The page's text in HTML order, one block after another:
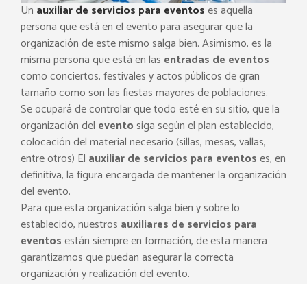
Un auxiliar de servicios para eventoses aquella
persona que está en el evento para asegurar que la
organización de este mismo salga bien. Asimismo, es la
misma persona que está en las entradas de eventos
como conciertos, festivales y actos públicos de gran
tamaño como son las fiestas mayores de poblaciones.
Se ocupará de controlar que todo esté en su sitio, que la
organización del evento siga según el plan establecido,
colocación del material necesario (sillas, mesas, vallas,
entre otros) El auxiliar de servicios para eventoses, en
definitiva, la figura encargada de mantener la organización
del evento.
Para que esta organización salga bien y sobre lo
establecido, nuestros auxiliares de servicios para
eventosestán siempre en formación, de esta manera
garantizamos que puedan asegurar la correcta
organización y realización del evento.